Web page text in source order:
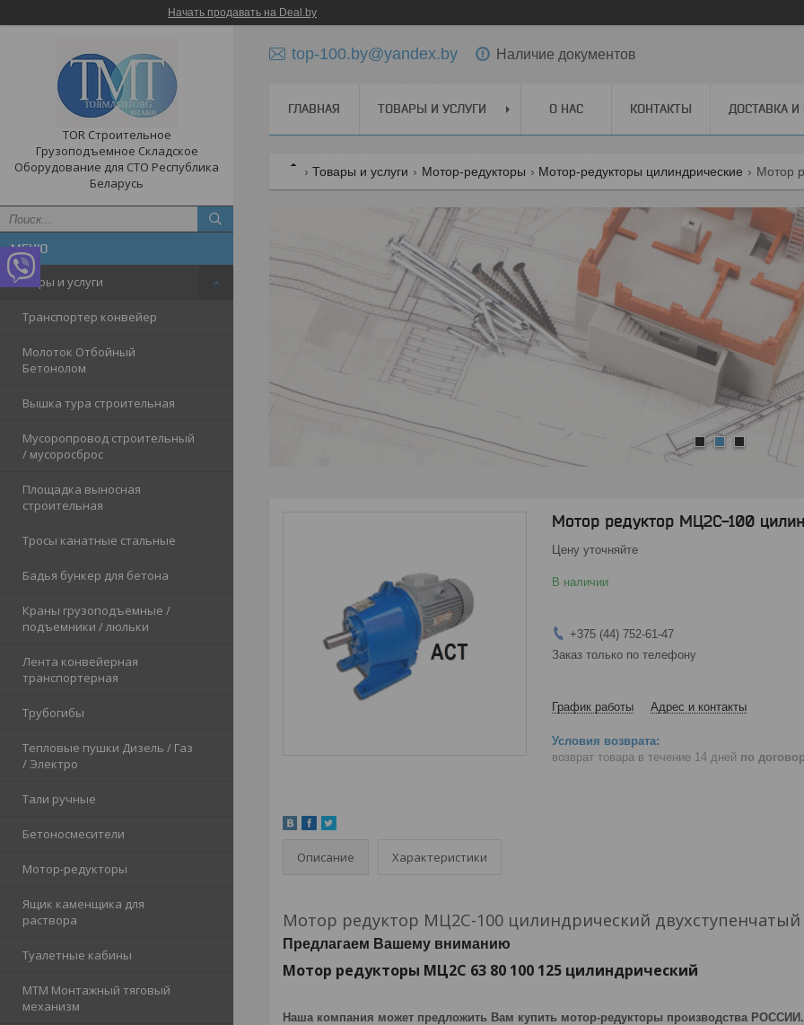
Начать продавать на Deal.by
TOR Строительное
Грузоподъемное Складское
Оборудование для СТО Республика
Беларусь
Товары и услуги
Транспортер конвейер
Молоток Отбойный
Бетонолом
Вышка тура строительная
Мусоропровод строительный
/ мусоросброс
Площадка выносная
строительная
Тросы канатные стальные
Бадья бункер для бетона
Краны грузоподъемные /
подъемники / люльки
Лента конвейерная
транспортерная
Трубогибы
Тепловые пушки Дизель / Газ
/ Электро
Тали ручные
Бетоносмесители
Мотор-редукторы
Ящик каменщика для
раствора
Туалетные кабины
МТМ Монтажный тяговый
механизм
top-100.by@yandex.by Наличие документов
ГЛАВНАЯ ТОВАРЫ И УСЛУГИ О НАС КОНТАКТЫ ДОСТАВКА И
Товары и услуги Мотор-редукторы Мотор-редукторы цилиндрические Мотор
Мотор редуктор МЦ2С-100
Цену уточняйте
В наличии
+375 (44) 752-61-47
Заказ только по телефону
График работы Адрес и контакты
возврат товара в течение 14 дней по
Описание Характеристики
Мотор редуктор МЦ2С-100 цилиндрический
Предлагаем Вашему вниманию
Мотор редукторы МЦ2С 63 80 100 125 цилиндрический
Наша компания может предложить Вам купить мотор-редукторы производства